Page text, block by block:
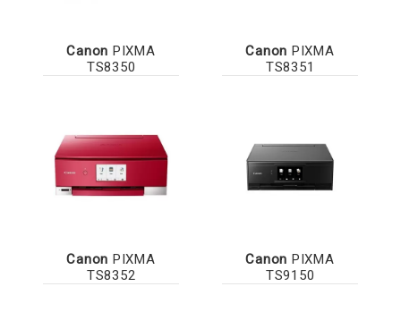
Canon PIXMA
TS8350
Canon PIXMA
TS8351
Canon PIXMA
TS8352
Canon PIXMA
TS9150